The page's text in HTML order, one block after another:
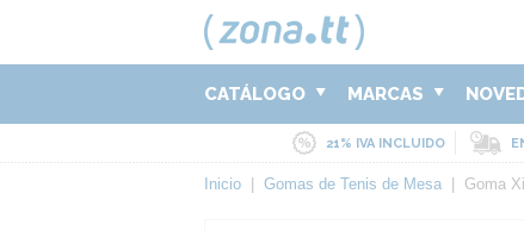
CATÁLOGO MARCAS
21% IVA INCLUIDO
Inicio Gomas de Tenis de Mesa Goma